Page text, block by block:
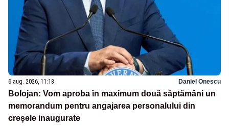
6 aug. 2026, 11:18 Daniel Onescu
Bolojan: Vom aproba în maximum două săptămâni un
memorandum pentru angajarea personalului din
creșele inaugurate